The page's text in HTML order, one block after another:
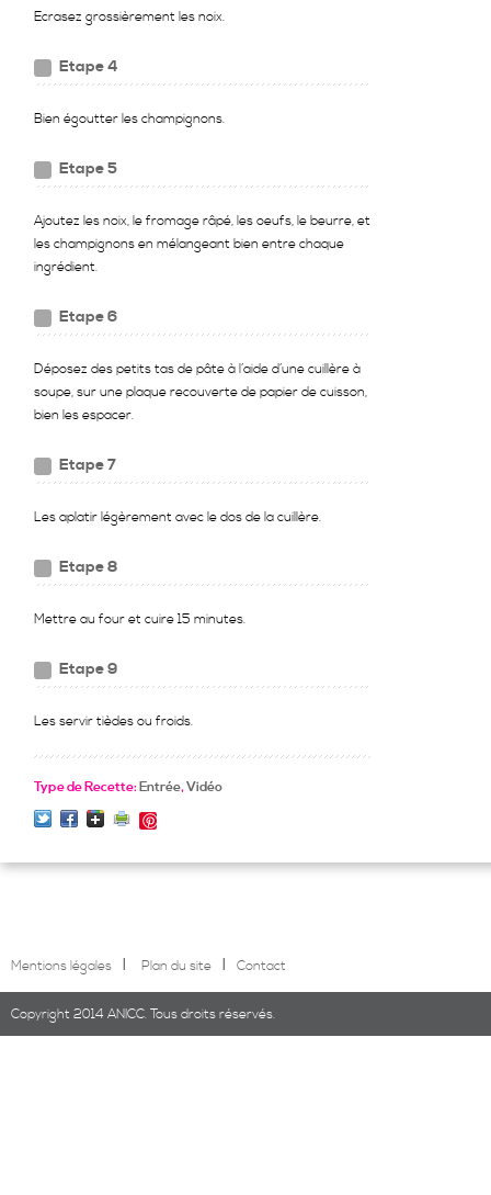
Ecrasez grossièrement les noix.
Etape 4
Bien égoutter les champignons.
Etape 5
Ajoutez les noix, le fromage râpé, les oeufs, le beurre, et
les champignons en mélangeant bien entre chaque
ingrédient.
Etape 6
Déposez des petits tas de pâte à l’aide d’une cuillère à
soupe, sur une plaque recouverte de papier de cuisson,
bien les espacer.
Etape 7
Les aplatir légèrement avec le dos de la cuillère.
Etape 8
Mettre au four et cuire 15 minutes.
Etape 9
Les servir tièdes ou froids.
Type de Recette:Entrée,Vidéo
Mentions légales l Plan du site l Contact
Copyright 2014 ANICC. Tous droits réservés.